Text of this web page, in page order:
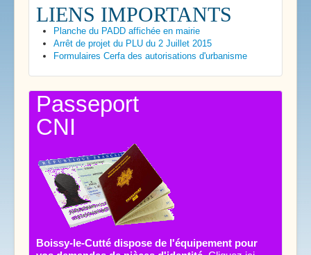
LIENS IMPORTANTS
Planche du PADD affichée en mairie
Arrêt de projet du PLU du 2 Juillet 2015
Formulaires Cerfa des autorisations d'urbanisme
Passeport
CNI
Boissy-le-Cutté dispose de l'équipement pour